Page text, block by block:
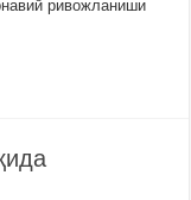
ривожланиши